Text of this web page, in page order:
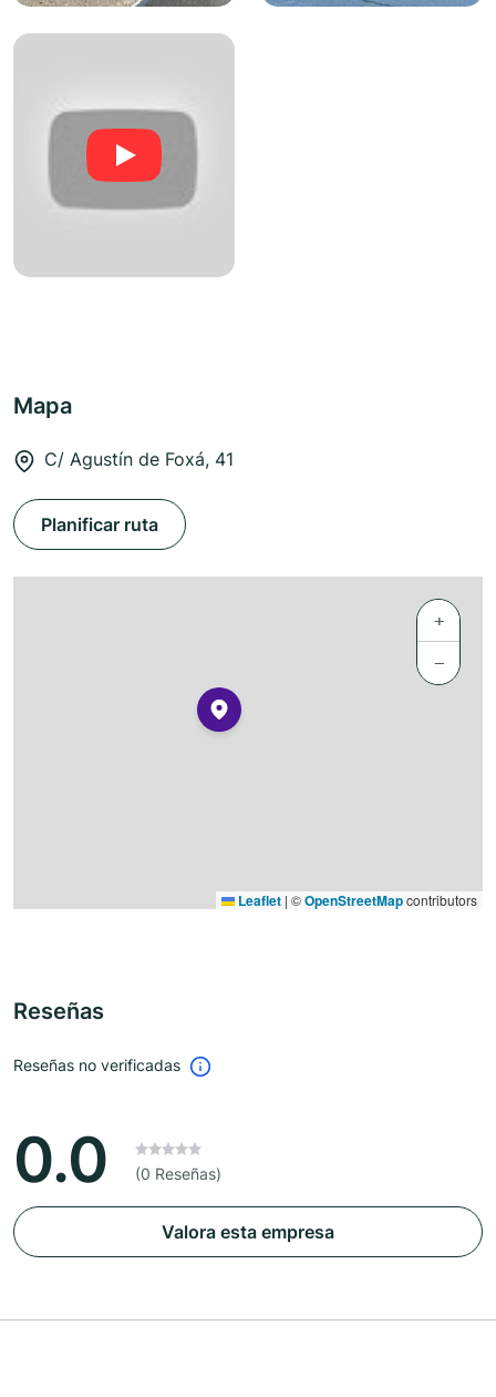
Mapa
C/ Agustín de Foxá, 41
Planificar ruta
+
−
Leaflet | ©OpenStreetMapcontributors
Reseñas
Reseñas no verificadas
0.0 (0 Reseñas)
Valora esta empresa